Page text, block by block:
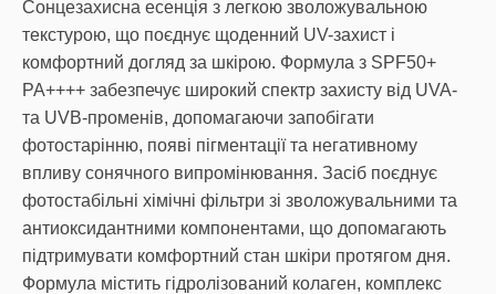
Сонцезахисна есенція з легкою зволожувальною
текстурою, що поєднує щоденний UV-захист і
комфортний догляд за шкірою. Формула з SPF50+
PA++++ забезпечує широкий спектр захисту від UVA-
та UVB-променів, допомагаючи запобігати
фотостарінню, появі пігментації та негативному
впливу сонячного випромінювання. Засіб поєднує
фотостабільні хімічні фільтри зі зволожувальними та
антиоксидантними компонентами, що допомагають
підтримувати комфортний стан шкіри протягом дня.
Формула містить гідролізований колаген, комплекс